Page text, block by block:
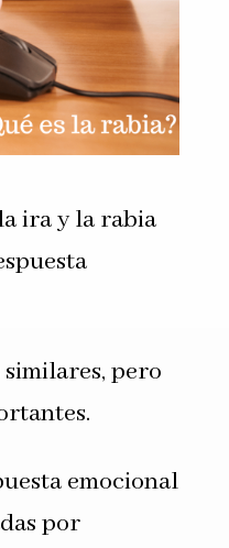
ira y la rabia
pero
emocional
por